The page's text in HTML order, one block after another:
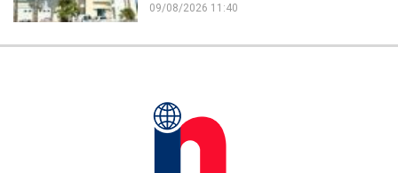
09/08/2026 11:40